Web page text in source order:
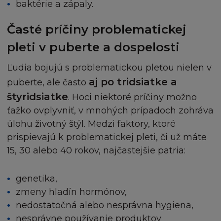
baktérie a zápaly.
Časté príčiny problematickej
pleti v puberte a dospelosti
Ľudia bojujú s problematickou pleťou nielen v
puberte, ale často aj po tridsiatke a
štyridsiatke. Hoci niektoré príčiny možno
ťažko ovplyvniť, v mnohých prípadoch zohráva
úlohu životný štýl. Medzi faktory, ktoré
prispievajú k problematickej pleti, či už máte
15, 30 alebo 40 rokov, najčastejšie patria:
genetika,
zmeny hladín hormónov,
nedostatočná alebo nesprávna hygiena,
nesprávne používanie produktov
´Oréal, zašlete váš dotaz na
NEZARUČUJEME
Stránka a Obsah jsou poskytovány "jak jsou" a
nezahrnují žádnou záruku jakéhokoliv druhu, ani
výlučnou ani vyplývající z Obsahu, do plné výše
povolené ve shodě s příslušným zákonem
(mimo jiné) vyloučení ze záruky vlastnického
prodejnosti, uspokojivé kvality, vhodnosti pro
a neporušení vlastnického práva nebo práva třetí
L´Oréal dále nepřijímá zodpovědnost nebo
funkce obsažené na Stránce a nezaručuje, že
že případné nedostatky budou opraveny.
prosím, na vědomí, že některé zákony nepovolují
vyloučení ze záruky tak, že některé nebo
zmíněné výjimky se na vás nevztahují.